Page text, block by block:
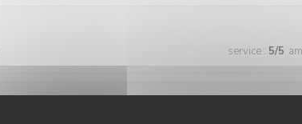
service : 5/5